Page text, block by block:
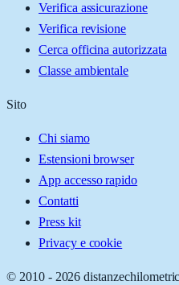
Verifica assicurazione
Verifica revisione
Cerca officina autorizzata
Classe ambientale
Sito
Chi siamo
Estensioni browser
App accesso rapido
Contatti
Press kit
Privacy e cookie
© 2010 - 2026